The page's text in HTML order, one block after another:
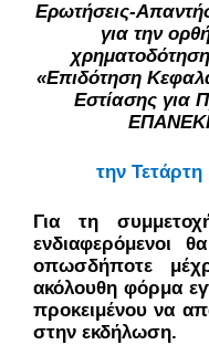
Ερωτήσεις-
για την
«Επιδότηση
Εστίασης για
την
Για τη
ενδιαφερόμενοι
οπωσδήποτε
ακόλουθη φόρμα
προκειμένου να
στην εκδήλωση.